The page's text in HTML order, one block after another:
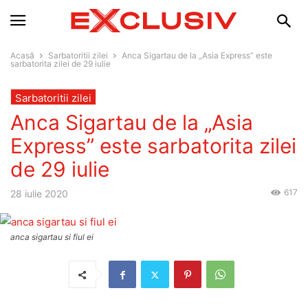
Acasă Sarbatoritii zilei
Anca Sigartau de la „Asia Express” este
sarbatorita zilei de 29 iulie
Sarbatoritii zilei
Anca Sigartau de la „Asia
Express” este sarbatorita zilei
de 29 iulie
28 iulie 2020 617
anca sigartau si fiul ei